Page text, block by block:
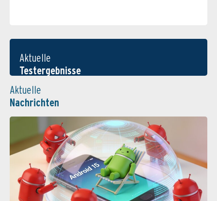
Aktuelle
Testergebnisse
Aktuelle
Nachrichten